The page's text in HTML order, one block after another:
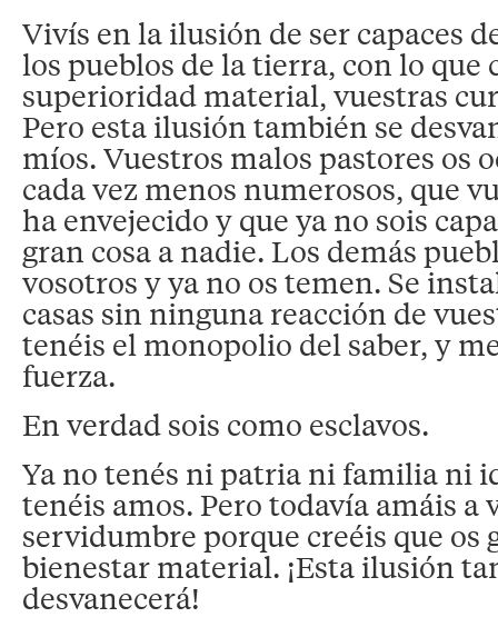
Vivís en la ilusión de ser capaces
los pueblos de la tierra, con lo que
superioridad material, vuestras
Pero esta ilusión también se
míos. Vuestros malos pastores os
cada vez menos numerosos, que
ha envejecido y que ya no sois
gran cosa a nadie. Los demás
vosotros y ya no os temen. Se
casas sin ninguna reacción de
tenéis el monopolio del saber, y
fuerza.
En verdad sois como esclavos.
Ya no tenés ni patria ni familia ni
tenéis amos. Pero todavía amáis a
servidumbre porque creéis que os
bienestar material. ¡Esta ilusión
desvanecerá!